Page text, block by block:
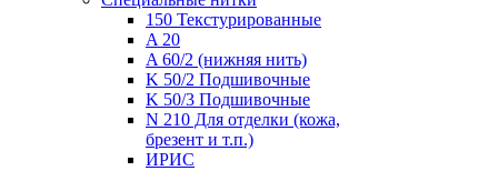
150 Текстурированные
A 20
A 60/2 (нижняя нить)
K 50/2 Подшивочные
K 50/3 Подшивочные
N 210 Для отделки (кожа,
брезент и т.п.)
ИРИС